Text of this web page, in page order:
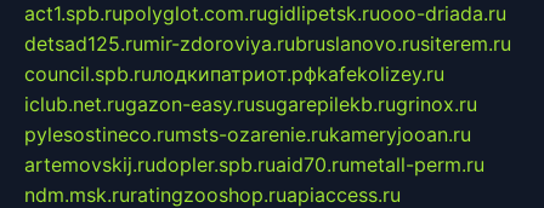
act1.spb.rupolyglot.com.rugidlipetsk.ruooo-driada.ru
detsad125.rumir-zdoroviya.rubruslanovo.rusiterem.ru
council.spb.ruлодкипатриот.рфkafekolizey.ru
iclub.net.rugazon-easy.rusugarepilekb.rugrinox.ru
pylesostineco.rumsts-ozarenie.rukameryjooan.ru
artemovskij.rudopler.spb.ruaid70.rumetall-perm.ru
ndm.msk.ruratingzooshop.ruapiaccess.ru